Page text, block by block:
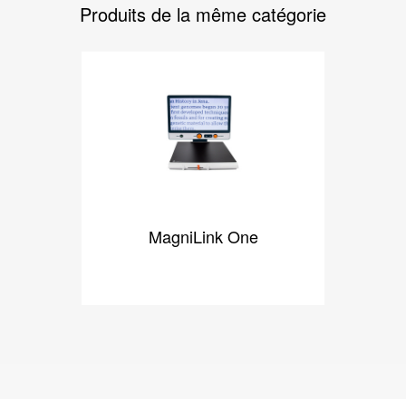
Produits de la même catégorie
MagniLink One